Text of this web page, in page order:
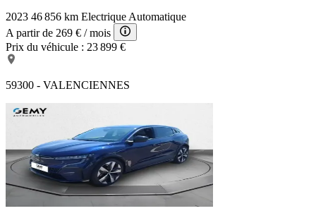
2023 46 856 km Electrique Automatique
A partir de 269 € / mois
Prix du véhicule : 23 899 €
59300 - VALENCIENNES